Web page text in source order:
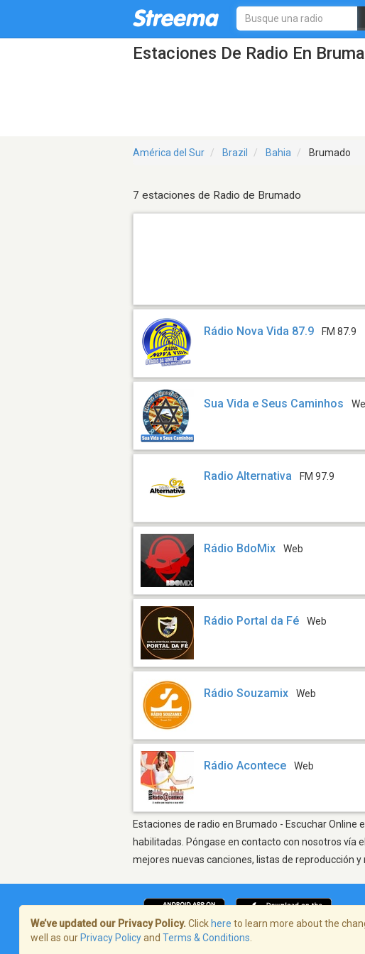
Estaciones De Radio En
América del Sur Brazil Bahia Brumado
7 estaciones de Radio de Brumado
Rádio Nova Vida 87.9 FM 87.9
Sua Vida e Seus Caminhos
Radio Alternativa FM 97.9
Rádio BdoMix Web
Rádio Portal da Fé Web
Rádio Souzamix Web
Rádio Acontece Web
Estaciones de radio en Brumado - Escuchar
habilitadas. Póngase en contacto con nosotros vía
mejores nuevas canciones, listas de reproducción
We’ve updated our Privacy Policy. Click here to learn more about the
well as our Privacy Policyand Terms & Conditions